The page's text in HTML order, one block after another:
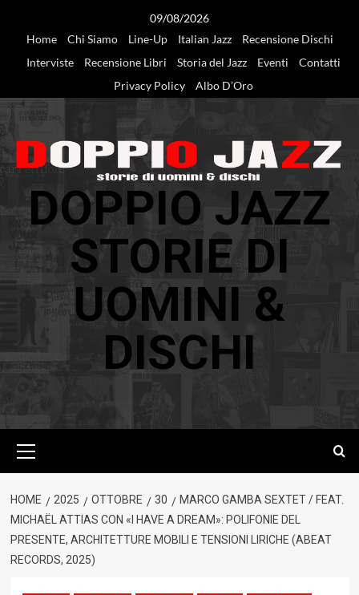
09/08/2026
Home
Chi Siamo Line-Up Italian Jazz
Recensione Dischi
Interviste
Recensione Libri Storia del Jazz Eventi
Contatti
Privacy Policy
Albo D’Oro
DOPPIO JAZZ
STORIE DI
UOMINI &
DISCHI
principale
HOME 2025 OTTOBRE 30
MARCO GAMBA SEXTET / FEAT.
MICHAËL ATTIAS CON «I HAVE A DREAM»: POLIFONIE DEL
PRESENTE, ARCHITETTURE MOBILI E TENSIONI LIRICHE (ABEAT
RECORDS, 2025)